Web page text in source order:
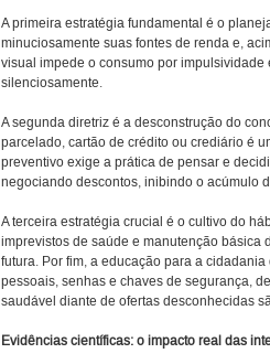
A primeira estratégia fundamental é o
minuciosamente suas fontes de renda e,
visual impede o consumo por
silenciosamente.
A segunda diretriz é a desconstrução do
parcelado, cartão de crédito ou crediário é
preventivo exige a prática de pensar e
negociando descontos, inibindo o acúmulo
A terceira estratégia crucial é o cultivo do
imprevistos de saúde e manutenção básica
futura. Por fim, a educação para a
pessoais, senhas e chaves de segurança,
saudável diante de ofertas desconhecidas
Evidências científicas: o impacto real das